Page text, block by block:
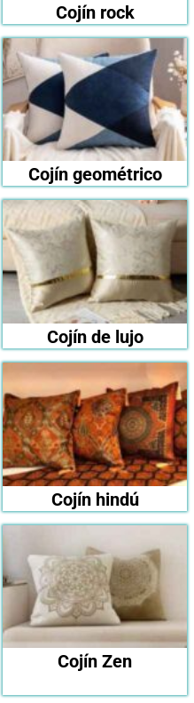
Cojín rock
Cojín geométrico
Cojín de lujo
Cojín hindú
Cojín Zen